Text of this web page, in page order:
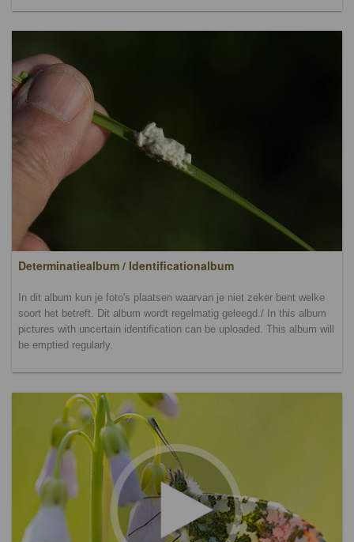
Determinatiealbum / Identificationalbum
In dit album kun je foto's plaatsen waarvan je niet zeker bent welke
soort het betreft. Dit album wordt regelmatig geleegd./ In this album
pictures with uncertain identification can be uploaded. This album will
be emptied regularly.